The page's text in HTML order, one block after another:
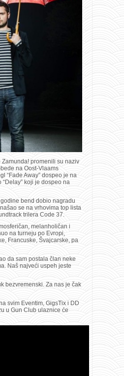
promenili su naziv
na Oost-Vlaams
“Fade Away” dospeo je na
koji je dospeo na
bend dobio nagradu
se na vrhovima top lista
trilera Code 37.
melanholičan i
na turneju po Evropi,
Francuske, Švajcarske, pa
da sam postala član neke
Naš najveći uspeh jeste
bezvremenski. Za nas je čak
svim Eventim, GigsTix i DD
u Gun Club ulaznice će